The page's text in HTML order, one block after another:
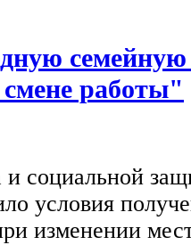
смене работы"
и социальной
условия
изменении